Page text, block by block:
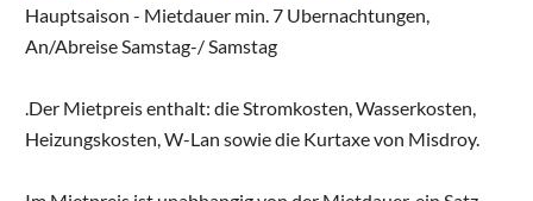
Hauptsaison - Mietdauer min. 7 Ubernachtungen,
An/Abreise Samstag-/ Samstag
.Der Mietpreis enthalt: die Stromkosten, Wasserkosten,
Heizungskosten, W-Lan sowie die Kurtaxe von Misdroy.